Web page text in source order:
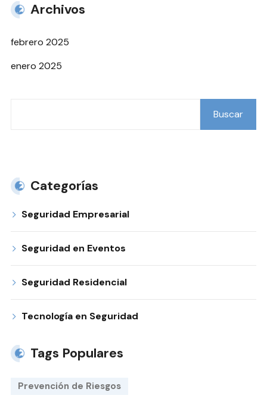
Archivos
febrero 2025
enero 2025
Buscar
Categorías
Seguridad Empresarial
Seguridad en Eventos
Seguridad Residencial
Tecnología en Seguridad
Tags Populares
Prevención de Riesgos